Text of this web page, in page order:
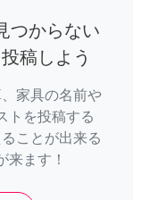
つからない
稿しよう
家具の名前や
トを投稿する
ことが出来る
来ます！